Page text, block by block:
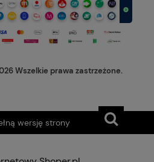
Wszelkie prawa zastrzeżone.
wersję strony